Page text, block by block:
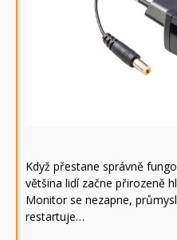
Když přestane správně
většina lidí začne přirozeně
Monitor se nezapne,
restartuje…